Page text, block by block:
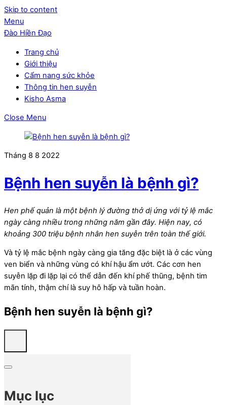
Skip to content
Menu
Đào Hiền Đạo
Trang chủ
Giới thiệu
Cẩm nang sức khỏe
Thông tin hen suyễn
Kisho Asma
Close Menu
Tháng 8 8 2022
Bệnh hen suyễn là bệnh gì?
Hen phế quản là một bệnh lý đường thở dị ứng với tỷ lệ mắc
ngày càng nhiều trong những năm gần đây. Hiện nay, có
khoảng 300 triệu bệnh nhân hen suyễn trên toàn thế giới.
Và tỷ lệ mắc bệnh ngày càng gia tăng đặc biệt là ở các vùng
ven biển và những vùng có khí hậu ẩm ướt. Các cơn hen
suyễn lặp đi lặp lại có thể dẫn đến khí phế thũng, bệnh tim
mãn tính, thậm chí là suy hô hấp và tuần hoàn.
Bệnh hen suyễn là bệnh gì?
Mục lục